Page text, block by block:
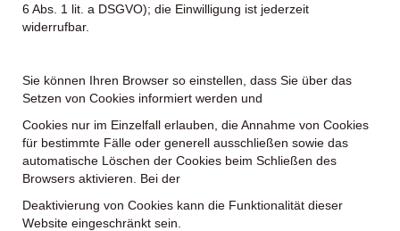
6 Abs. 1 lit. a DSGVO); die Einwilligung ist jederzeit
widerrufbar.
Sie können Ihren Browser so einstellen, dass Sie über das
Setzen von Cookies informiert werden und
Cookies nur im Einzelfall erlauben, die Annahme von Cookies
für bestimmte Fälle oder generell ausschließen sowie das
automatische Löschen der Cookies beim Schließen des
Browsers aktivieren. Bei der
Deaktivierung von Cookies kann die Funktionalität dieser
Website eingeschränkt sein.